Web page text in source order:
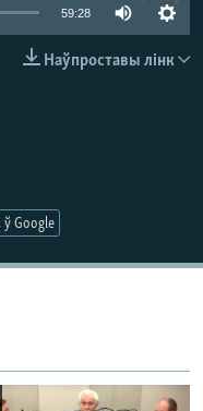
59:28
Наўпроставы лінк
ў Google